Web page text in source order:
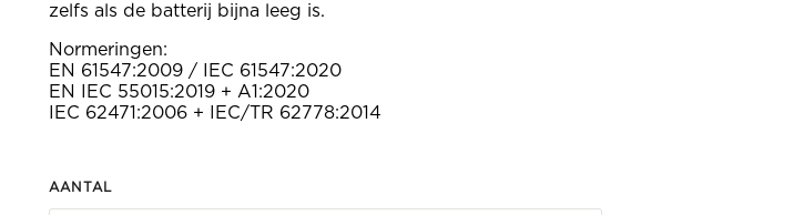
zelfs als de batterij bijna leeg is.
Normeringen:
EN 61547:2009 / IEC 61547:2020
EN IEC 55015:2019 + A1:2020
IEC 62471:2006 + IEC/TR 62778:2014
AANTAL